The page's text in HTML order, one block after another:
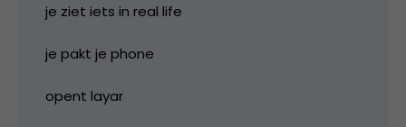
je ziet iets in real life
je pakt je phone
opent layar